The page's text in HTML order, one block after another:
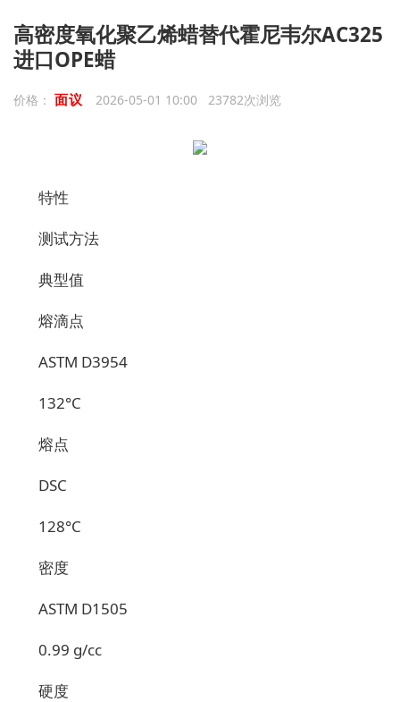
高密度氧化聚乙烯蜡替代霍尼韦尔AC325
进口OPE蜡
价格： 面议 2026-05-01 10:00 23782次浏览
特性
测试方法
典型值
熔滴点
ASTM D3954
132°C
熔点
DSC
128°C
密度
ASTM D1505
0.99 g/cc
硬度